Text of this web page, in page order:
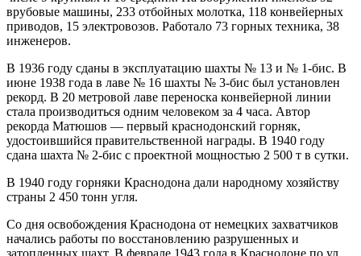
врубовые машины, 233 отбойных молотка, 118 конвейерных
приводов, 15 электровозов. Работало 73 горных техника, 38
инженеров.
В 1936 году сданы в эксплуатацию шахты № 13 и № 1-бис. В
июне 1938 года в лаве № 16 шахты № 3-бис был установлен
рекорд. В 20 метровой лаве переноска конвейерной линии
стала производиться одним человеком за 4 часа. Автор
рекорда Матюшов — первый краснодонский горняк,
удостоившийся правительственной награды. В 1940 году
сдана шахта № 2-бис с проектной мощностью 2 500 т в сутки.
В 1940 году горняки Краснодона дали народному хозяйству
страны 2 450 тонн угля.
Со дня освобождения Краснодона от немецких захватчиков
начались работы по восстановлению разрушенных и
затопленных шахт. В феврале 1943 года в Краснодоне по ул.